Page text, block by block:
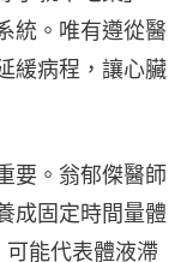
統。唯有遵從醫
緩病程，讓心臟
要。翁郁傑醫師
成固定時間量體
能代表體液滯